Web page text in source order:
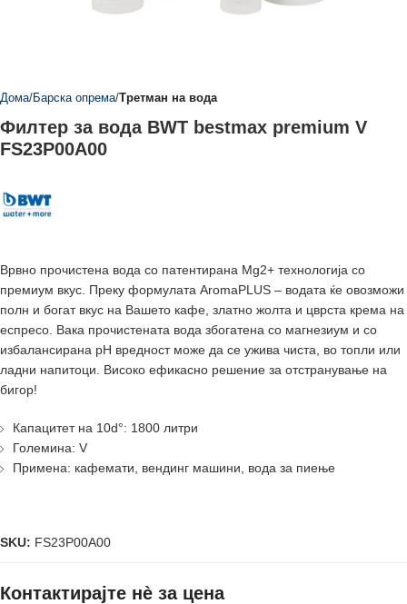
Дома Барска опрема Третман на вода
Филтер за вода BWT bestmax premium V
FS23P00A00
Врвно прочистена вода со патентирана Mg2+ технологија со
премиум вкус. Преку формулата AromaPLUS – водата ќе овозможи
полн и богат вкус на Вашето кафе, златно жолта и цврста крема на
еспресо. Вака прочистената вода збогатена со магнезиум и со
избалансирана pH вредност може да се ужива чиста, во топли или
ладни напитоци. Високо ефикасно решение за отстранување на
бигор!
Капацитет на 10d°: 1800 литри
Големина: V
Примена: кафемати, вендинг машини, вода за пиење
SKU: FS23P00A00
Контактирајте нè за цена